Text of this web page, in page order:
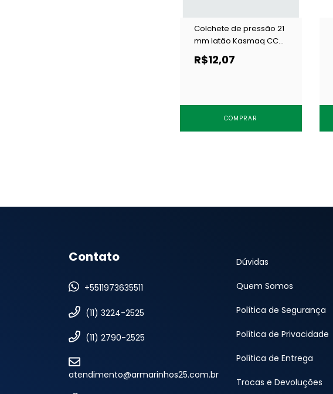
Colchete de pressão 21
mm latão Kasmaq CCH
21 niquelado c/ 12 un
R$12,07
COMPRAR
Contato
+5511973635511
(11) 3224-2525
(11) 2790-2525
atendimento@armarinhos25.com.br
Dúvidas
Quem Somos
Política de Segurança
Política de Privacidade
Política de Entrega
Trocas e Devoluções